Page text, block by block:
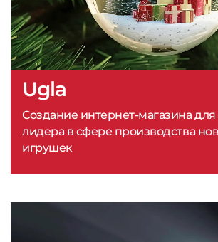
Ugla
Создание интернет-магазина
лидера в сфере производства
игрушек